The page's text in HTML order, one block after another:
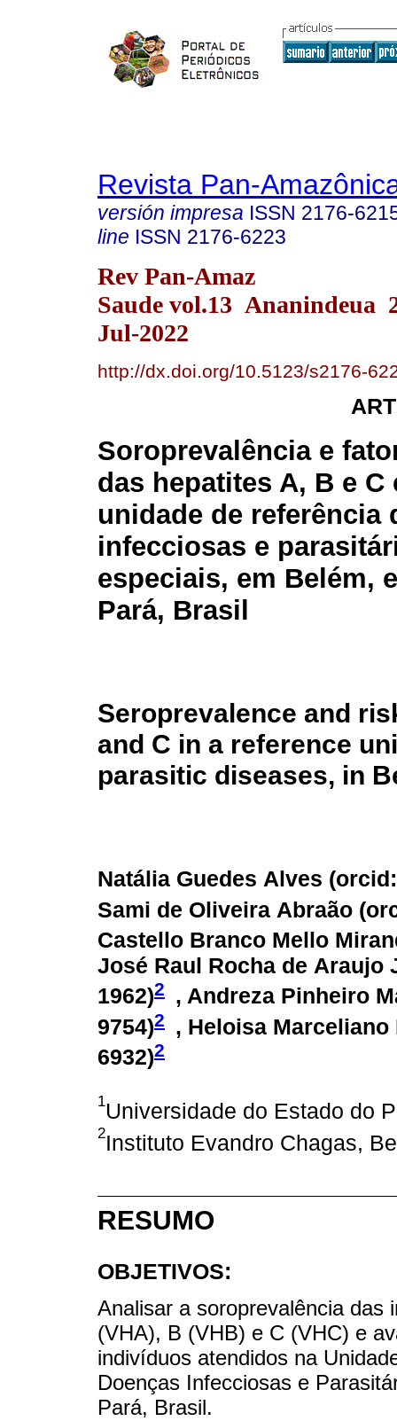
Revista Pan-
versión impresa ISSN 2176-
line ISSN 2176-6223
Rev Pan-Amaz
Saude vol.13 Ananindeua
Jul-2022
http://dx.doi.org/10.5123/s2176-
Soroprevalência e
das hepatites A, B e C
unidade de referência
infecciosas e
especiais, em Belém,
Pará, Brasil
Seroprevalence and
and C in a reference
parasitic diseases, in
Natália Guedes Alves (
Sami de Oliveira Abraão (
Castello Branco Mello
José Raul Rocha de Araujo
1962)2
, Andreza Pinheiro
9754)2
, Heloisa Marceliano
6932)2
1Universidade do Estado do
2Instituto Evandro Chagas,
RESUMO
OBJETIVOS:
Analisar a soroprevalência das
(VHA), B (VHB) e C (VHC) e
indivíduos atendidos na
Doenças Infecciosas e
Pará, Brasil.